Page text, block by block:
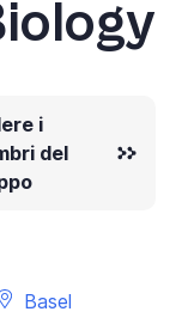
i
del
Basel